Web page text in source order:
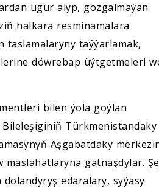
ugur alyp, gozgalmaýan
halkara resminamalara
taslamalaryny taýýarlamak,
döwrebap üýtgetmeleri
bilen ýola goýlan
Türkmenistandaky
Aşgabatdaky
gatnaşdylar.
edaralary, syýasy